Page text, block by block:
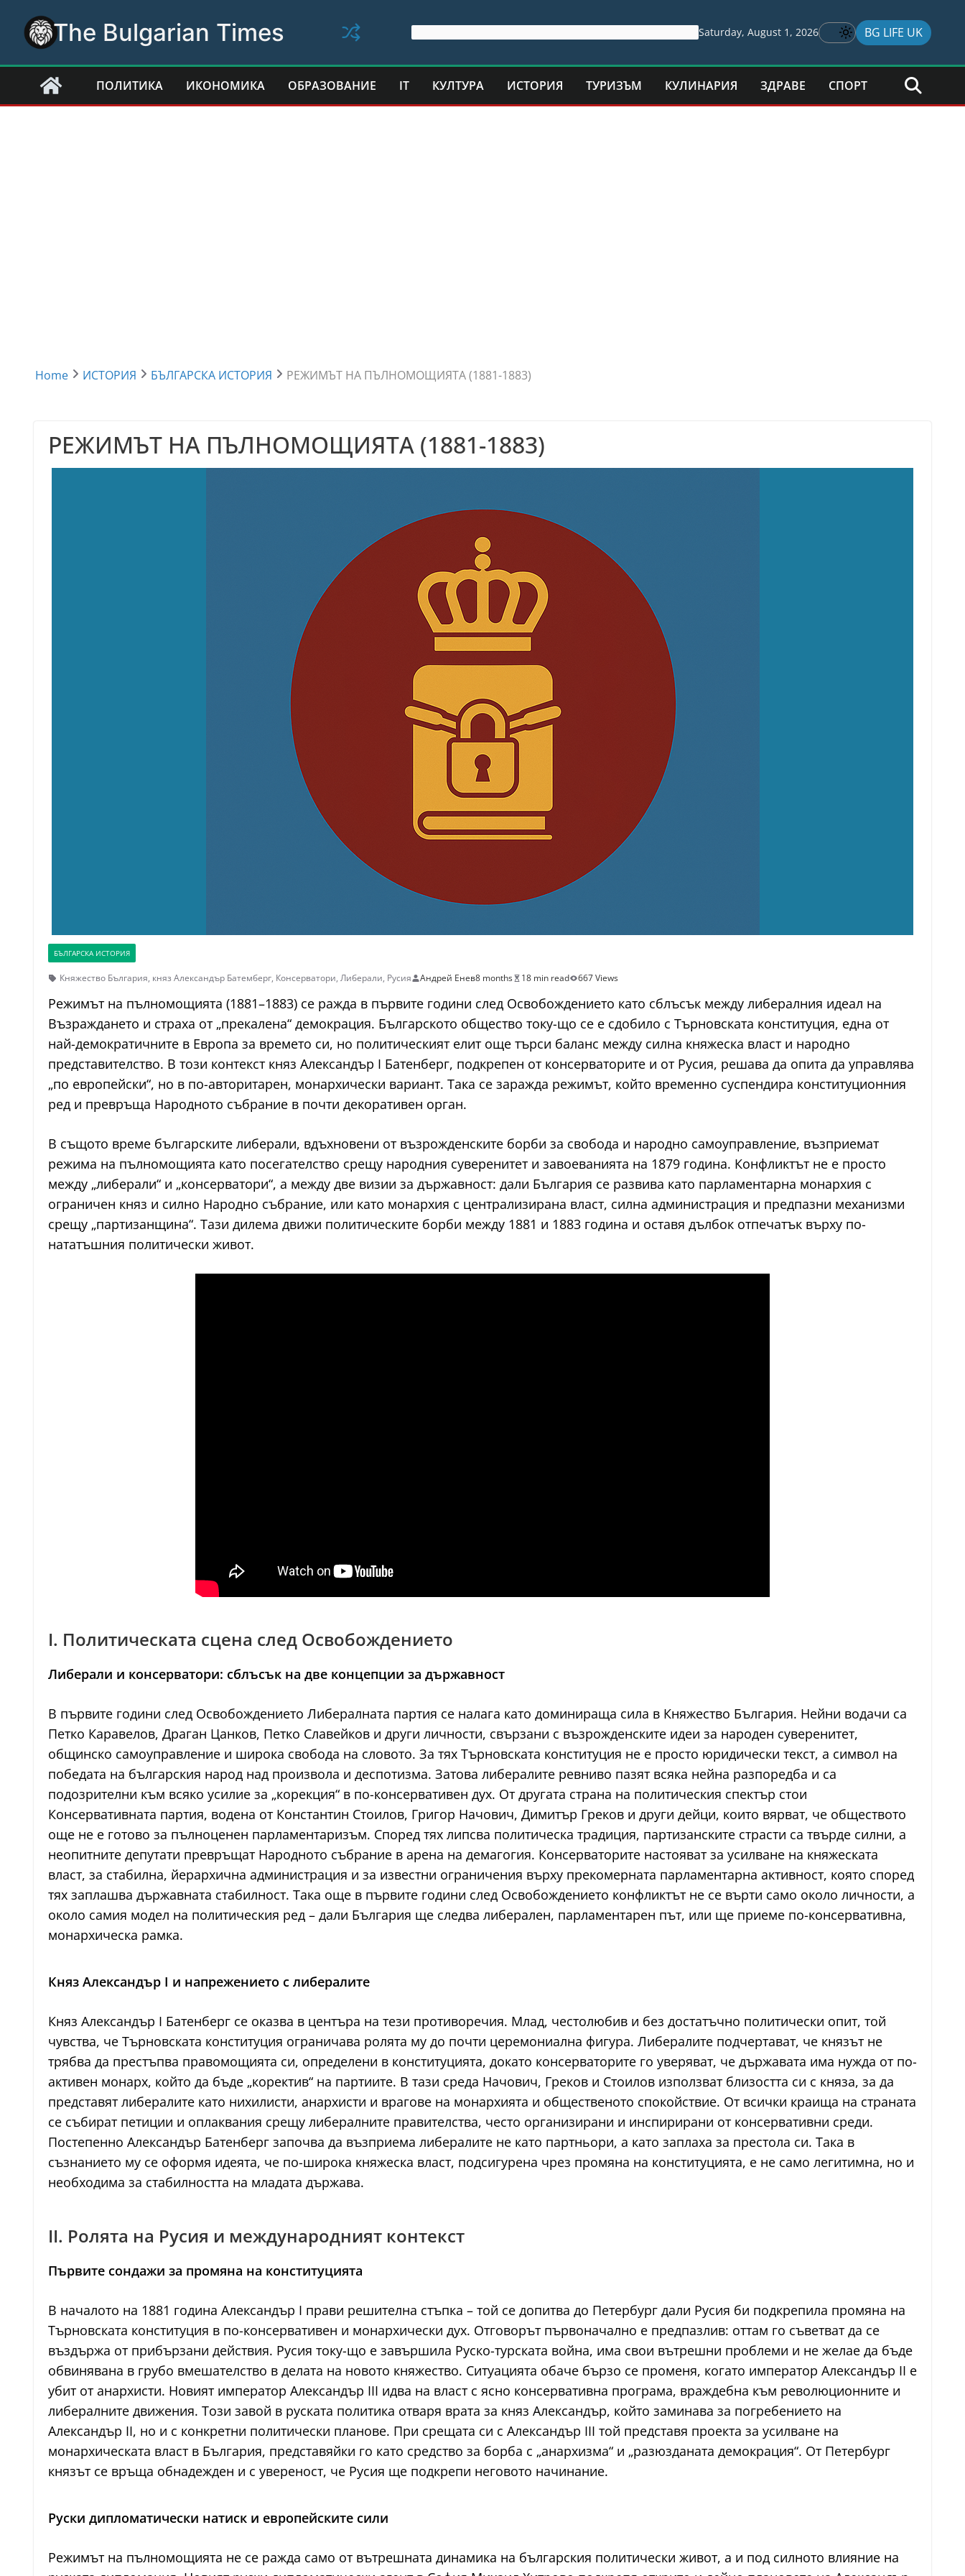
content
The Bulgarian Times Saturday, August 1, 2026 BG LIFE UK
ПОЛИТИКА ИКОНОМИКА ОБРАЗОВАНИЕ IT КУЛТУРА ИСТОРИЯ ТУРИЗЪМ КУЛИНАРИЯ ЗДРАВЕ СПОРТ
Home ИСТОРИЯ БЪЛГАРСКА ИСТОРИЯ РЕЖИМЪТ НА ПЪЛНОМОЩИЯТА (1881-1883)
РЕЖИМЪТ НА ПЪЛНОМОЩИЯТА (1881-1883)
БЪЛГАРСКА ИСТОРИЯ
Княжество България, княз Александър Батемберг, Консерватори, Либерали, Русия Андрей Енев8 months 18 min read 667 Views
Режимът на пълномощията (1881–1883) се ражда в първите години след Освобождението като сблъсък между либералния идеал на
Възраждането и страха от „прекалена“ демокрация. Българското общество току-що се е сдобило с Търновската конституция, една от
най-демократичните в Европа за времето си, но политическият елит още търси баланс между силна княжеска власт и народно
представителство. В този контекст княз Александър I Батенберг, подкрепен от консерваторите и от Русия, решава да опита да управлява
„по европейски“, но в по-авторитарен, монархически вариант. Така се заражда режимът, който временно суспендира конституционния
ред и превръща Народното събрание в почти декоративен орган.
В същото време българските либерали, вдъхновени от възрожденските борби за свобода и народно самоуправление, възприемат
режима на пълномощията като посегателство срещу народния суверенитет и завоеванията на 1879 година. Конфликтът не е просто
между „либерали“ и „консерватори“, а между две визии за държавност: дали България се развива като парламентарна монархия с
ограничен княз и силно Народно събрание, или като монархия с централизирана власт, силна администрация и предпазни механизми
срещу „партизанщина“. Тази дилема движи политическите борби между 1881 и 1883 година и оставя дълбок отпечатък върху по-
нататъшния политически живот.
I. Политическата сцена след Освобождението
Либерали и консерватори: сблъсък на две концепции за държавност
В първите години след Освобождението Либералната партия се налага като доминираща сила в Княжество България. Нейни водачи са
Петко Каравелов, Драган Цанков, Петко Славейков и други личности, свързани с възрожденските идеи за народен суверенитет,
общинско самоуправление и широка свобода на словото. За тях Търновската конституция не е просто юридически текст, а символ на
победата на българския народ над произвола и деспотизма. Затова либералите ревниво пазят всяка нейна разпоредба и са
подозрителни към всяко усилие за „корекция“ в по-консервативен дух. От другата страна на политическия спектър стои
Консервативната партия, водена от Константин Стоилов, Григор Начович, Димитър Греков и други дейци, които вярват, че обществото
още не е готово за пълноценен парламентаризъм. Според тях липсва политическа традиция, партизанските страсти са твърде силни, а
неопитните депутати превръщат Народното събрание в арена на демагогия. Консерваторите настояват за усилване на княжеската
власт, за стабилна, йерархична администрация и за известни ограничения върху прекомерната парламентарна активност, която според
тях заплашва държавната стабилност. Така още в първите години след Освобождението конфликтът не се върти само около личности, а
около самия модел на политическия ред – дали България ще следва либерален, парламентарен път, или ще приеме по-консервативна,
монархическа рамка.
Княз Александър I и напрежението с либералите
Княз Александър I Батенберг се оказва в центъра на тези противоречия. Млад, честолюбив и без достатъчно политически опит, той
чувства, че Търновската конституция ограничава ролята му до почти церемониална фигура. Либералите подчертават, че князът не
трябва да престъпва правомощията си, определени в конституцията, докато консерваторите го уверяват, че държавата има нужда от по-
активен монарх, който да бъде „коректив“ на партиите. В тази среда Начович, Греков и Стоилов използват близостта си с княза, за да
представят либералите като нихилисти, анархисти и врагове на монархията и общественото спокойствие. От всички краища на страната
се събират петиции и оплаквания срещу либералните правителства, често организирани и инспирирани от консервативни среди.
Постепенно Александър Батенберг започва да възприема либералите не като партньори, а като заплаха за престола си. Така в
съзнанието му се оформя идеята, че по-широка княжеска власт, подсигурена чрез промяна на конституцията, е не само легитимна, но и
необходима за стабилността на младата държава.
II. Ролята на Русия и международният контекст
Първите сондажи за промяна на конституцията
В началото на 1881 година Александър I прави решителна стъпка – той се допитва до Петербург дали Русия би подкрепила промяна на
Търновската конституция в по-консервативен и монархически дух. Отговорът първоначално е предпазлив: оттам го съветват да се
въздържа от прибързани действия. Русия току-що е завършила Руско-турската война, има свои вътрешни проблеми и не желае да бъде
обвинявана в грубо вмешателство в делата на новото княжество. Ситуацията обаче бързо се променя, когато император Александър II е
убит от анархисти. Новият император Александър III идва на власт с ясно консервативна програма, враждебна към революционните и
либералните движения. Този завой в руската политика отваря врата за княз Александър, който заминава за погребението на
Александър II, но и с конкретни политически планове. При срещата си с Александър III той представя проекта за усилване на
монархическата власт в България, представяйки го като средство за борба с „анархизма“ и „разюзданата демокрация“. От Петербург
князът се връща обнадежден и с увереност, че Русия ще подкрепи неговото начинание.
Руски дипломатически натиск и европейските сили
Режимът на пълномощията не се ражда само от вътрешната динамика на българския политически живот, а и под силното влияние на